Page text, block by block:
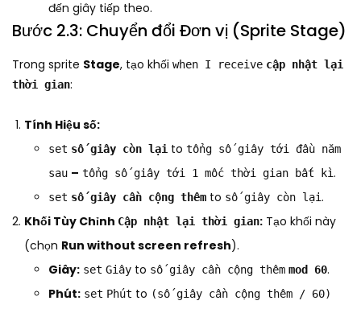
đến giây tiếp theo.
Bước 2.3: Chuyển đổi Đơn vị (Sprite Stage)
Trong sprite Stage, tạo khối when I receive cập nhật lại
thời gian:
Tính Hiệu số:
set số giây còn lại to tổng số giây tới đầu năm
sau – tổng số giây tới 1 mốc thời gian bất kì.
set số giây cần cộng thêm to số giây còn lại.
Khối Tùy Chỉnh Cập nhật lại thời gian: Tạo khối này
(chọn Run without screen refresh).
Giây: set Giây to số giây cần cộng thêm mod 60.
Phút: set Phút to (số giây cần cộng thêm / 60)